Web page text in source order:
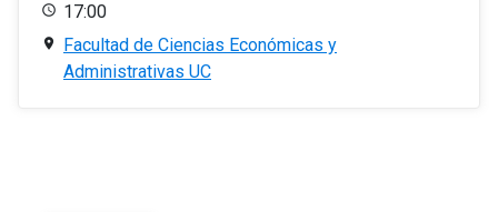
17:00
Facultad de Ciencias Económicas y
Administrativas UC